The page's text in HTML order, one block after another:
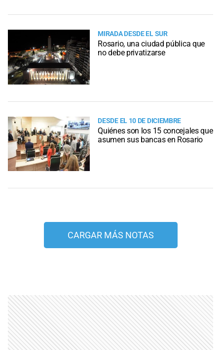
MIRADA DESDE EL SUR
Rosario, una ciudad pública que
no debe privatizarse
DESDE EL 10 DE DICIEMBRE
Quiénes son los 15 concejales que
asumen sus bancas en Rosario
CARGAR MÁS NOTAS